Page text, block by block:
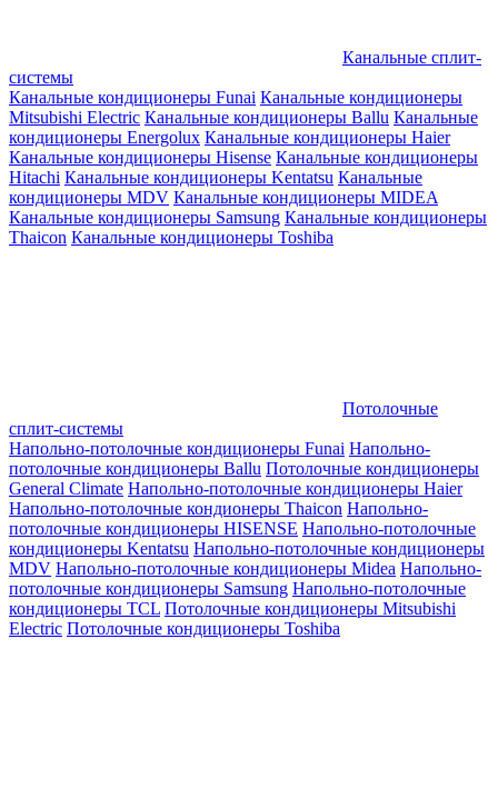
Канальные сплит-
системы
Канальные кондиционеры Funai Канальные кондиционеры
Mitsubishi Electric Канальные кондиционеры Ballu Канальные
кондиционеры Energolux Канальные кондиционеры Haier
Канальные кондиционеры Hisense Канальные кондиционеры
Hitachi Канальные кондиционеры Kentatsu Канальные
кондиционеры MDV Канальные кондиционеры MIDEA
Канальные кондиционеры Samsung Канальные кондиционеры
Thaicon Канальные кондиционеры Toshiba
Потолочные
сплит-системы
Напольно-потолочные кондиционеры Funai Напольно-
потолочные кондиционеры Ballu Потолочные кондиционеры
General Climate Напольно-потолочные кондиционеры Haier
Напольно-потолочные кондионеры Thaicon Напольно-
потолочные кондиционеры HISENSE Напольно-потолочные
кондиционеры Kentatsu Напольно-потолочные кондиционеры
MDV Напольно-потолочные кондиционеры Midea Напольно-
потолочные кондиционеры Samsung Напольно-потолочные
кондиционеры TCL Потолочные кондиционеры Mitsubishi
Electric Потолочные кондиционеры Toshiba